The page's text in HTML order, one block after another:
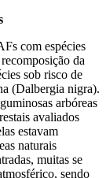
com espécies
da
sob risco de
(Dalbergia nigra).
arbóreas
avaliados
estavam
naturais
muitas se
sendo